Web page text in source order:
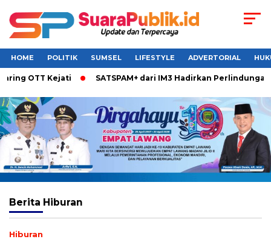
HOME POLITIK SUMSEL LIFESTYLE ADVERTORIAL
Kejati SATSPAM+ dari IM3 Hadirkan Perlindungan
Berita Hiburan
Hiburan